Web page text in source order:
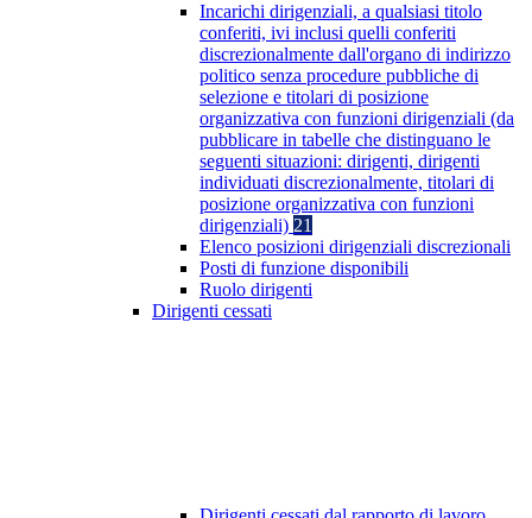
Incarichi dirigenziali, a qualsiasi titolo
conferiti, ivi inclusi quelli conferiti
discrezionalmente dall'organo di indirizzo
politico senza procedure pubbliche di
selezione e titolari di posizione
organizzativa con funzioni dirigenziali (da
pubblicare in tabelle che distinguano le
seguenti situazioni: dirigenti, dirigenti
individuati discrezionalmente, titolari di
posizione organizzativa con funzioni
dirigenziali) 21
Elenco posizioni dirigenziali discrezionali
Posti di funzione disponibili
Ruolo dirigenti
Dirigenti cessati